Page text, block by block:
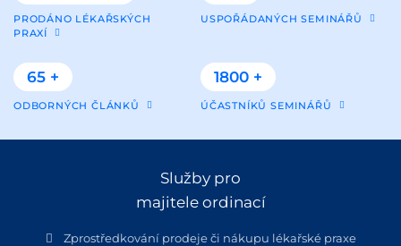
PRODÁNO LÉKAŘSKÝCH
PRAXÍ
USPOŘÁDANÝCH SEMINÁŘŮ
65 +
ODBORNÝCH ČLÁNKŮ
1800 +
ÚČASTNÍKŮ SEMINÁŘŮ
Služby pro
majitele ordinací
Zprostředkování prodeje či nákupu lékařské praxe